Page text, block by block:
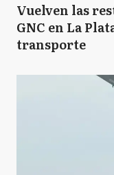
Vuelven las
GNC en La
transporte